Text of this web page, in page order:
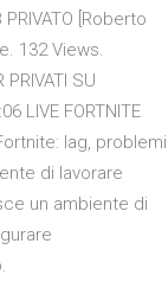
[Roberto
132 Views.
SU
LIVE FORTNITE
lag, problemi
di lavorare
un ambiente di